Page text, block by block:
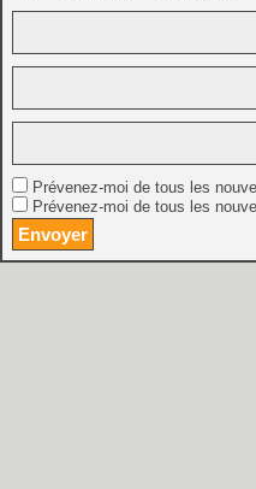
Prévenez-moi de tous les
Prévenez-moi de tous les